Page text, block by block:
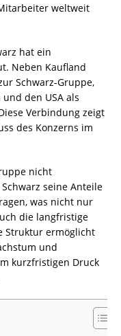
weltweit
hat ein
Neben Kaufland
Schwarz-Gruppe,
den USA als
Verbindung zeigt
des Konzerns im
nicht
seine Anteile
was nicht nur
die langfristige
Struktur ermöglicht
und
kurzfristigen Druck